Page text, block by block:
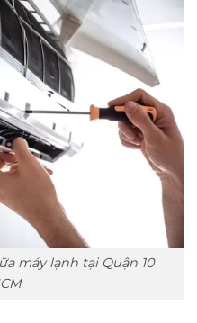
máy lạnh tại Quận 10